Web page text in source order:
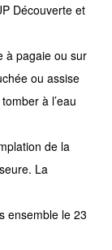
Découverte et
à pagaie ou sur
ou assise
à l’eau
de la
La
ensemble le 23